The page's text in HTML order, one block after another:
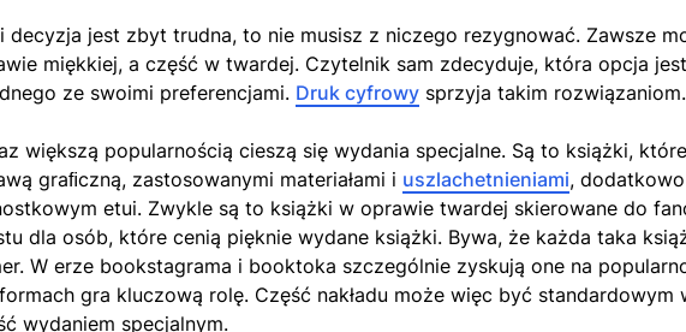
decyzja jest zbyt trudna, to nie musisz z niczego rezygnować. Zawsze
miękkiej, a część w twardej. Czytelnik sam zdecyduje, która opcja
ze swoimi preferencjami. Druk cyfrowy sprzyja takim rozwiązaniom.
większą popularnością cieszą się wydania specjalne. Są to książki,
graﬁczną, zastosowanymi materiałami i uszlachetnieniami,
etui. Zwykle są to książki w oprawie twardej skierowane do
dla osób, które cenią pięknie wydane książki. Bywa, że każda taka
W erze bookstagrama i booktoka szczególnie zyskują one na
gra kluczową rolę. Część nakładu może więc być standardowym
wydaniem specjalnym.